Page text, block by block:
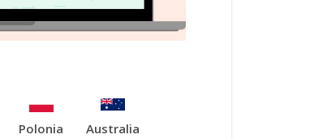
Polonia Australia